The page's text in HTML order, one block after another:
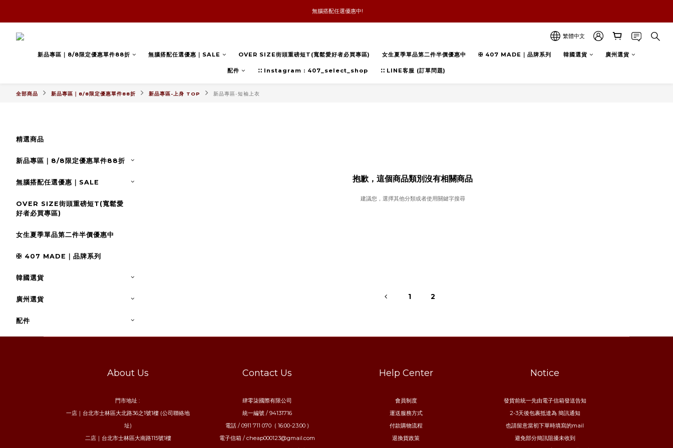
新品優惠任兩件8折
無腦搭配任選優惠中!
新品優惠任兩件8折
繁體中文
新品專區｜8/8限定優惠單件88折 無腦搭配任選優惠｜SALE OVER SIZE街頭重磅短T(寬鬆愛好者必買專區) 女生夏季單品第二件半價優惠中 ✠ 407 MADE｜品牌系列 韓國選貨 廣州選貨
配件 ∷ Instagram : 407_select_shop ∷ LINE客服 (訂單問題)
全部商品 新品專區｜8/8限定優惠單件88折 新品專區-上身 TOP 新品專區-短袖上衣
精選商品
新品專區｜8/8限定優惠單件88折
無腦搭配任選優惠｜SALE
OVER SIZE街頭重磅短T(寬鬆愛
好者必買專區)
女生夏季單品第二件半價優惠中
✠ 407 MADE｜品牌系列
韓國選貨
廣州選貨
配件
抱歉，這個商品類別沒有相關商品
建議您，選擇其他分類或者使用關鍵字搜尋
1 2
About Us
門市地址 :
一店｜台北市士林區大北路36之1號1樓 (公司聯絡地
址)
二店｜台北市士林區大南路115號1樓
Contact Us
肆零柒國際有限公司
統一編號 / 94131716
電話 / 0911 711 070 ( 16:00-23:00 )
電子信箱 / cheap000123@gmail.com
Help Center
會員制度
運送服務方式
付款購物流程
退換貨政策
Notice
發貨前統一先由電子信箱發送告知
2-3天後包裹抵達為 簡訊通知
也請留意當初下單時填寫的mail
避免部分簡訊阻擾未收到